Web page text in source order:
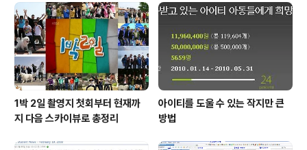
1박 2일 촬영지 첫회부터 현재까
지 다음 스카이뷰로 총정리
아이티를 도울 수 있는 작지만 큰
방법